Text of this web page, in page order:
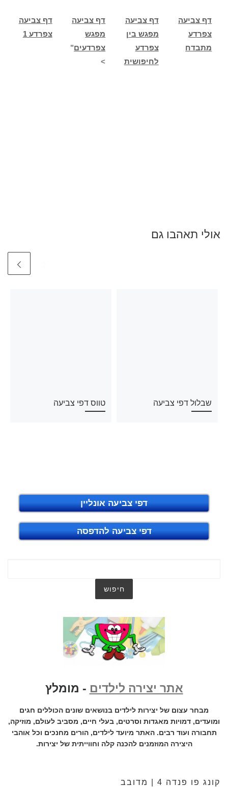
דף צביעה
צפרדע 1
דף צביעה
מפגש
צפרדעים"
>
דף צביעה
מפגש בין
צפרדע
לחיפושית
דף צביעה
צפרדע
מתבדח
אולי תאהבו גם
שבלול דפי צביעה טווס דפי צביעה
דפי צביעה אונליין
דפי צביעה להדפסה
אתר יצירה לילדים - מומלץ
מבחר עצום של יצירות לילדים בנושאים שונים הכוללים חגים
ומועדים, דמויות מאגדות וסרטים, בעלי חיים, מסביב לעולם, מוזיקה,
תחבורה ועוד רבים. האתר מיועד לילדים, הורים מחנכים וכל אוהבי
היצירה המוזמנים להכנה קלה וחווייתית של יצירות.
קונג פו פנדה 4 | מדובב